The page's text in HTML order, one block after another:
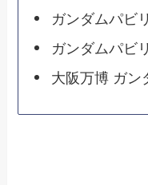
ガンダムパビ
ガンダムパビ
大阪万博 ガン